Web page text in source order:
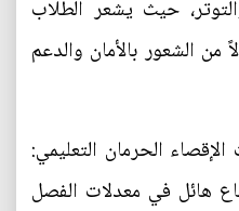
حيث يشعر الطلاب
من الشعور بالأمان والدعم
الحرمان التعليمي:
هائل في معدلات الفصل